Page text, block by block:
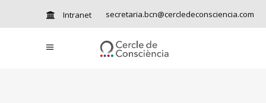
Intranet secretaria.bcn@cercledeconsciencia.com